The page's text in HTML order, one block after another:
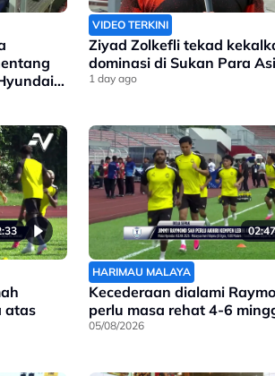
VIDEO TERKINI
Ziyad Zolkefli tekad
dominasi di Sukan Para
1 day ago
atas
HARIMAU MALAYA
Kecederaan dialami
perlu masa rehat 4-6
05/08/2026